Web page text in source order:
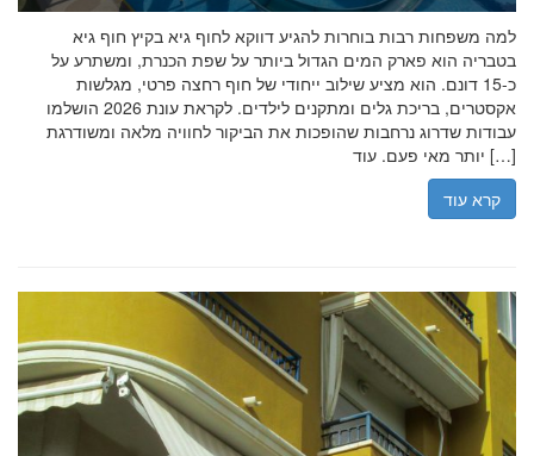
למה משפחות רבות בוחרות להגיע דווקא לחוף גיא בקיץ חוף גיא
בטבריה הוא פארק המים הגדול ביותר על שפת הכנרת, ומשתרע על
כ-15 דונם. הוא מציע שילוב ייחודי של חוף רחצה פרטי, מגלשות
אקסטרים, בריכת גלים ומתקנים לילדים. לקראת עונת 2026 הושלמו
עבודות שדרוג נרחבות שהופכות את הביקור לחוויה מלאה ומשודרגת
יותר מאי פעם. עוד […]
קרא עוד